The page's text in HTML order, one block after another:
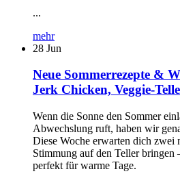
...
mehr
28 Jun
Neue Sommerrezepte &
Jerk Chicken, Veggie-
Wenn die Sonne den Sommer
Abwechslung ruft, haben wir
Diese Woche erwarten dich zwei
Stimmung auf den Teller bringen
perfekt für warme Tage.